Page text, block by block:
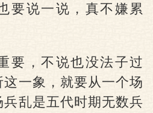
要说一说，真不嫌累
要，不说也没法子过
一象，就要从一个场
乱是五代时期无数兵